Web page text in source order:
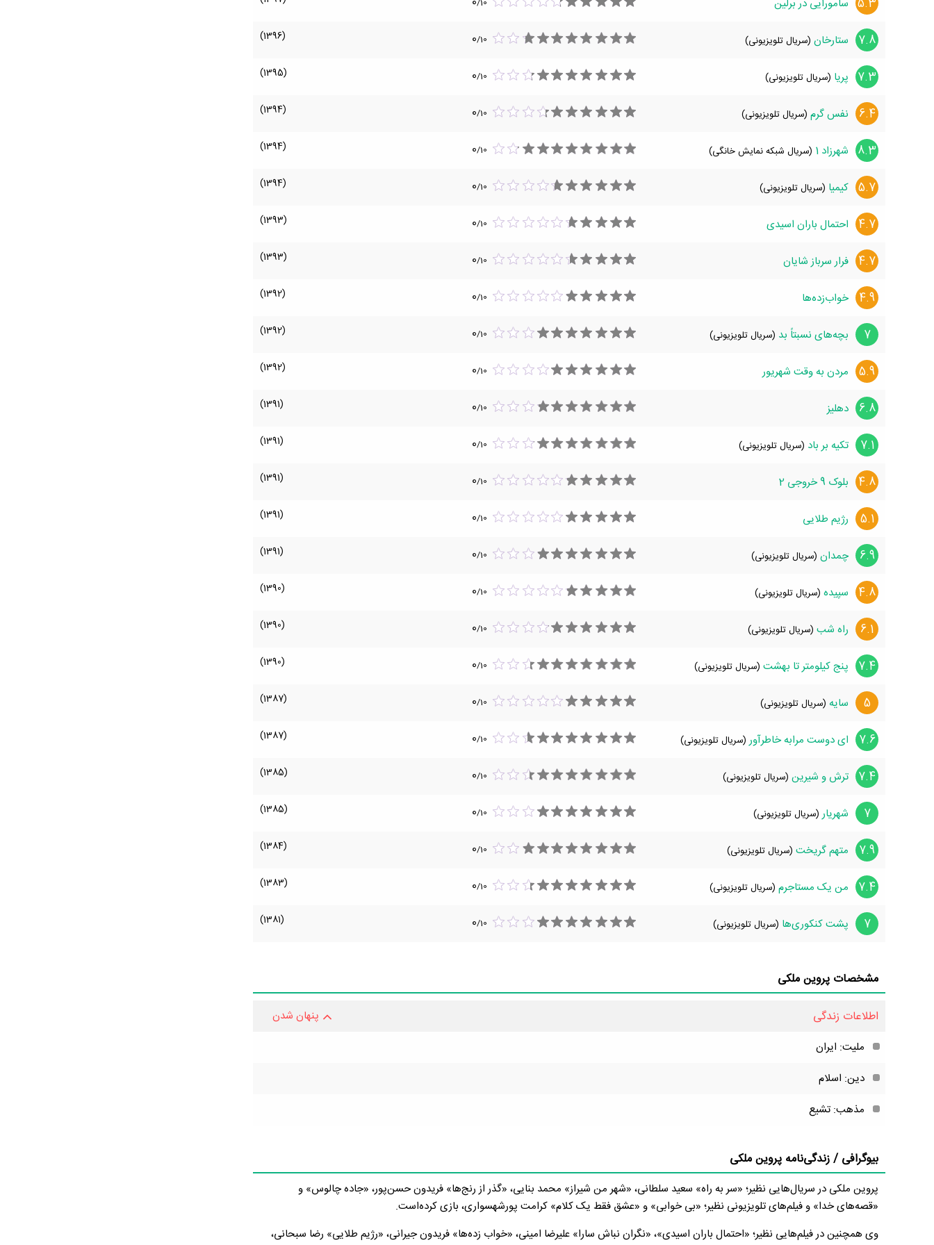
سامورایی در برلین
7.8 ستارخان (سریال تلویزیونی) 0/10
(1396)
7.3 پریا (سریال تلویزیونی) 0/10
(1395)
6.4 نفس گرم (سریال تلویزیونی) 0/10
(1394)
8.3 شهرزاد 1 (سریال شبکه نمایش خانگی) 0/10
(1394)
5.7 کیمیا (سریال تلویزیونی) 0/10
(1394)
4.7 احتمال باران اسیدی 0/10
(1393)
4.7 فرار سرباز شایان 0/10
(1393)
4.9 خواب‌زده‌ها 0/10
(1392)
7 بچه‌های نسبتاً بد (سریال تلویزیونی) 0/10
(1392)
5.9 مردن به وقت شهریور 0/10
(1392)
6.8 دهلیز 0/10
(1391)
7.1 تکیه بر باد (سریال تلویزیونی) 0/10
(1391)
4.8 بلوک 9 خروجی 2 0/10
(1391)
5.1 رژیم طلایی 0/10
(1391)
6.9 چمدان (سریال تلویزیونی) 0/10
(1391)
4.8 سپیده (سریال تلویزیونی) 0/10
(1390)
6.1 راه شب (سریال تلویزیونی) 0/10
(1390)
7.4 پنج کیلومتر تا بهشت (سریال تلویزیونی) 0/10
(1390)
5 سایه (سریال تلویزیونی) 0/10
(1387)
7.6 ای دوست مرا‌به خاطر‌آور (سریال تلویزیونی) 0/10
(1387)
7.4 ترش و شیرین (سریال تلویزیونی) 0/10
(1385)
7 شهریار (سریال تلویزیونی) 0/10
(1385)
7.9 متهم گریخت (سریال تلویزیونی) 0/10
(1384)
7.4 من یک مستاجرم (سریال تلویزیونی) 0/10
(1383)
7 پشت کنکوری‌ها (سریال تلویزیونی) 0/10
(1381)
مشخصات پروین ملکی
اطلاعات زندگی
پنهان شدن
ملیت: ایران
دین: اسلام
مذهب: تشیع
بیوگرافی / زندگی‌نامه پروین ملکی
پروین ملکی در سریال‌هایی نظیر؛ «سر به راه» سعید سلطانی، «شهر من شیراز» محمد بنایی، «گذر از رنج‌ها» فریدون حسن‌پور، «جاده چالوس» و
«قصه‌های خدا» و فیلم‌های تلویزیونی نظیر؛ «بی خوابی» و «عشق فقط یک کلام» کرامت پورشهسواری، بازی کرده‌است.
وی همچنین در فیلم‌هایی نظیر؛ «احتمال باران اسیدی»، «نگران نباش سارا» علیرضا امینی، «خواب زده‌ها» فریدون جیرانی، «رژیم طلایی» رضا سبحانی،